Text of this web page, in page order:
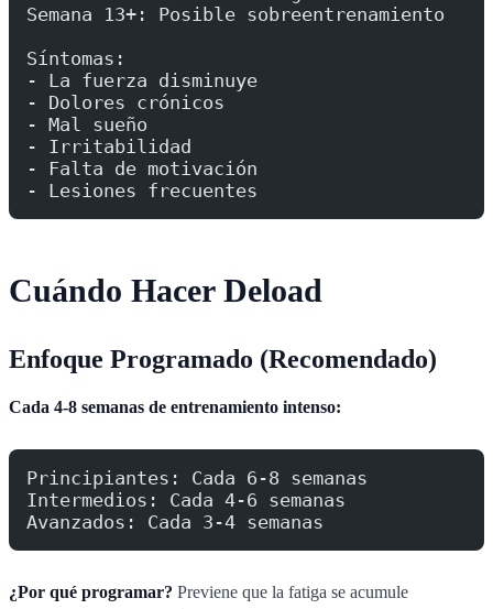
Semana 13+: Posible sobreentrenamiento
Síntomas:
- La fuerza disminuye
- Dolores crónicos
- Mal sueño
- Irritabilidad
- Falta de motivación
- Lesiones frecuentes
Cuándo Hacer Deload
Enfoque Programado (Recomendado)
Cada 4-8 semanas de entrenamiento intenso:
Principiantes: Cada 6-8 semanas
Intermedios: Cada 4-6 semanas
Avanzados: Cada 3-4 semanas
¿Por qué programar? Previene que la fatiga se acumule